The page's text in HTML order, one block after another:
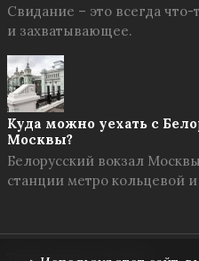
Свидание – это всегда
и захватывающее.
Куда можно уехать с
Москвы?
Белорусский вокзал
станции метро кольцевой